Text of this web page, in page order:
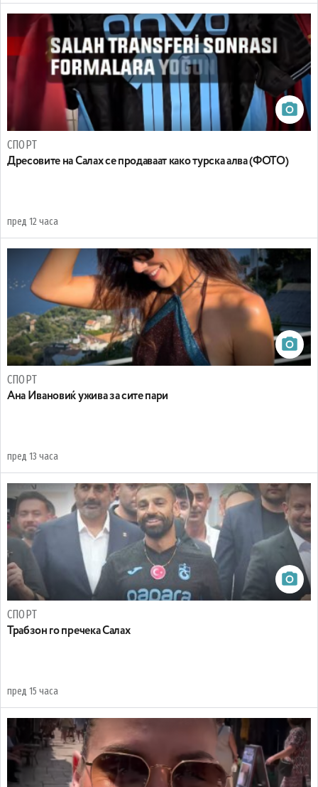
СПОРТ
Дресовите на Салах се продаваат како турска алва (ФОТО)
пред 12 часа
СПОРТ
Ана Ивановиќ ужива за сите пари
пред 13 часа
СПОРТ
Трабзон го пречека Салах
пред 15 часа